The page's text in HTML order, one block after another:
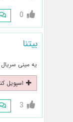
0
بیتنا
یه مینی
اسپویل
3